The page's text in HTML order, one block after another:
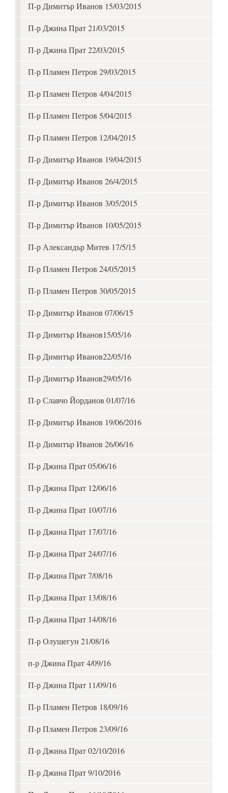
П-р Димитър Иванов 15/03/2015
П-р Джина Прат 21/03/2015
П-р Джина Прат 22/03/2015
П-р Пламен Петров 29/03/2015
П-р Пламен Петров 4/04/2015
П-р Пламен Петров 5/04/2015
П-р Пламен Петров 12/04/2015
П-р Димитър Иванов 19/04/2015
П-р Димитър Иванов 26/4/2015
П-р Димитър Иванов 3/05/2015
П-р Димитър Иванов 10/05/2015
П-р Александър Митев 17/5/15
П-р Пламен Петров 24/05/2015
П-р Пламен Петров 30/05/2015
П-р Димитър Иванов 07/06/15
П-р Димитър Иванов15/05/16
П-р Димитър Иванов22/05/16
П-р Димитър Иванов29/05/16
П-р Славчо Йорданов 01/07/16
П-р Димитър Иванов 19/06/2016
П-р Димитър Иванов 26/06/16
П-р Джина Прат 05/06/16
П-р Джина Прат 12/06/16
П-р Джина Прат 10/07/16
П-р Джина Прат 17/07/16
П-р Джина Прат 24/07/16
П-р Джина Прат 7/08/16
П-р Джина Прат 13/08/16
П-р Джина Прат 14/08/16
П-р Олушегун 21/08/16
п-р Джина Прат 4/09/16
П-р Джина Прат 11/09/16
П-р Пламен Петров 18/09/16
П-р Пламен Петров 23/09/16
П-р Джина Прат 02/10/2016
П-р Джина Прат 9/10/2016